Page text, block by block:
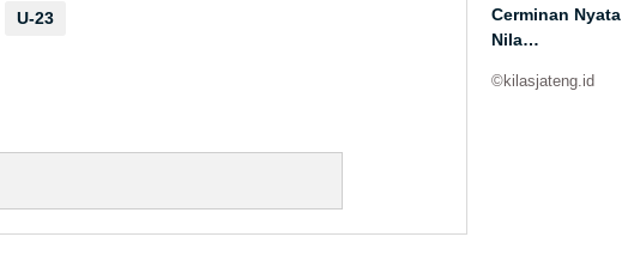
U-23
Cerminan Nyata
Nila…
©kilasjateng.id